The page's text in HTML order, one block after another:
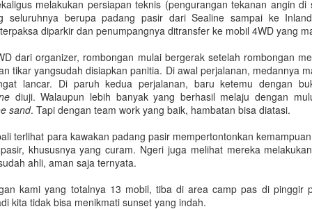
melakukan persiapan teknis (pengurangan tekanan angin
seluruhnya berupa padang pasir dari Sealine sampai ke
diparkir dan penumpangnya ditransfer ke mobil 4WD yang
dari organizer, rombongan mulai bergerak setelah rombongan
tikar yangsudah disiapkan panitia. Di awal perjalanan, medannya
lancar. Di paruh kedua perjalanan, baru ketemu dengan
diuji. Walaupun lebih banyak yang berhasil melaju dengan
sand. Tapi dengan team work yang baik, hambatan bisa diatasi.
terlihat para kawakan padang pasir mempertontonkan
khususnya yang curam. Ngeri juga melihat mereka
ahli, aman saja ternyata.
kami yang totalnya 13 mobil, tiba di area camp pas di pinggir
kita tidak bisa menikmati sunset yang indah.
Untuk jumlah saldo harap
5. Salary certificate dari
dengan biaya QAR 200)
6. Covid-19 vaccine
Februari 2022, harus